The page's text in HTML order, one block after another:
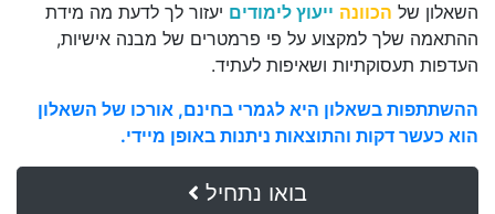
השאלון של הכוונה ייעוץ לימודים יעזור לך לדעת מה מידת
ההתאמה שלך למקצוע על פי פרמטרים של מבנה אישיות,
העדפות תעסוקתיות ושאיפות לעתיד.
ההשתתפות בשאלון היא לגמרי בחינם, אורכו של השאלון
הוא כעשר דקות והתוצאות ניתנות באופן מיידי.
בואו נתחיל